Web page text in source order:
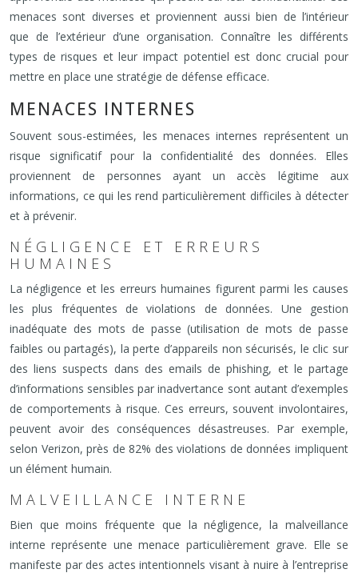
menaces sont diverses et proviennent aussi bien de l’intérieur
que de l’extérieur d’une organisation. Connaître les différents
types de risques et leur impact potentiel est donc crucial pour
mettre en place une stratégie de défense efficace.
MENACES INTERNES
Souvent sous-estimées, les menaces internes représentent un
risque significatif pour la confidentialité des données. Elles
proviennent de personnes ayant un accès légitime aux
informations, ce qui les rend particulièrement difficiles à détecter
et à prévenir.
NÉGLIGENCE ET ERREURS
HUMAINES
La négligence et les erreurs humaines figurent parmi les causes
les plus fréquentes de violations de données. Une gestion
inadéquate des mots de passe (utilisation de mots de passe
faibles ou partagés), la perte d’appareils non sécurisés, le clic sur
des liens suspects dans des emails de phishing, et le partage
d’informations sensibles par inadvertance sont autant d’exemples
de comportements à risque. Ces erreurs, souvent involontaires,
peuvent avoir des conséquences désastreuses. Par exemple,
selon Verizon, près de 82% des violations de données impliquent
un élément humain.
MALVEILLANCE INTERNE
Bien que moins fréquente que la négligence, la malveillance
interne représente une menace particulièrement grave. Elle se
manifeste par des actes intentionnels visant à nuire à l’entreprise